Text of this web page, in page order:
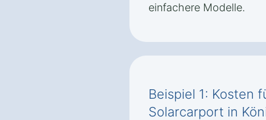
einfachere Modelle.
Beispiel 1: Kosten
Solarcarport in